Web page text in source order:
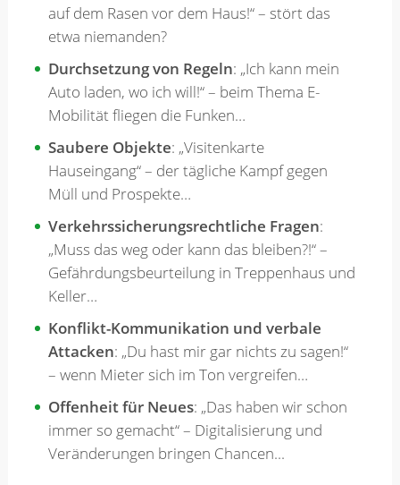
auf dem Rasen vor dem Haus!“ – stört das
etwa niemanden?
Durchsetzung von Regeln: „Ich kann mein
Auto laden, wo ich will!“ – beim Thema E-
Mobilität fliegen die Funken…
Saubere Objekte: „Visitenkarte
Hauseingang“ – der tägliche Kampf gegen
Müll und Prospekte…
Verkehrssicherungsrechtliche Fragen:
„Muss das weg oder kann das bleiben?!“ –
Gefährdungsbeurteilung in Treppenhaus und
Keller…
Konflikt-Kommunikation und verbale
Attacken: „Du hast mir gar nichts zu sagen!“
– wenn Mieter sich im Ton vergreifen…
Offenheit für Neues: „Das haben wir schon
immer so gemacht“ – Digitalisierung und
Veränderungen bringen Chancen...